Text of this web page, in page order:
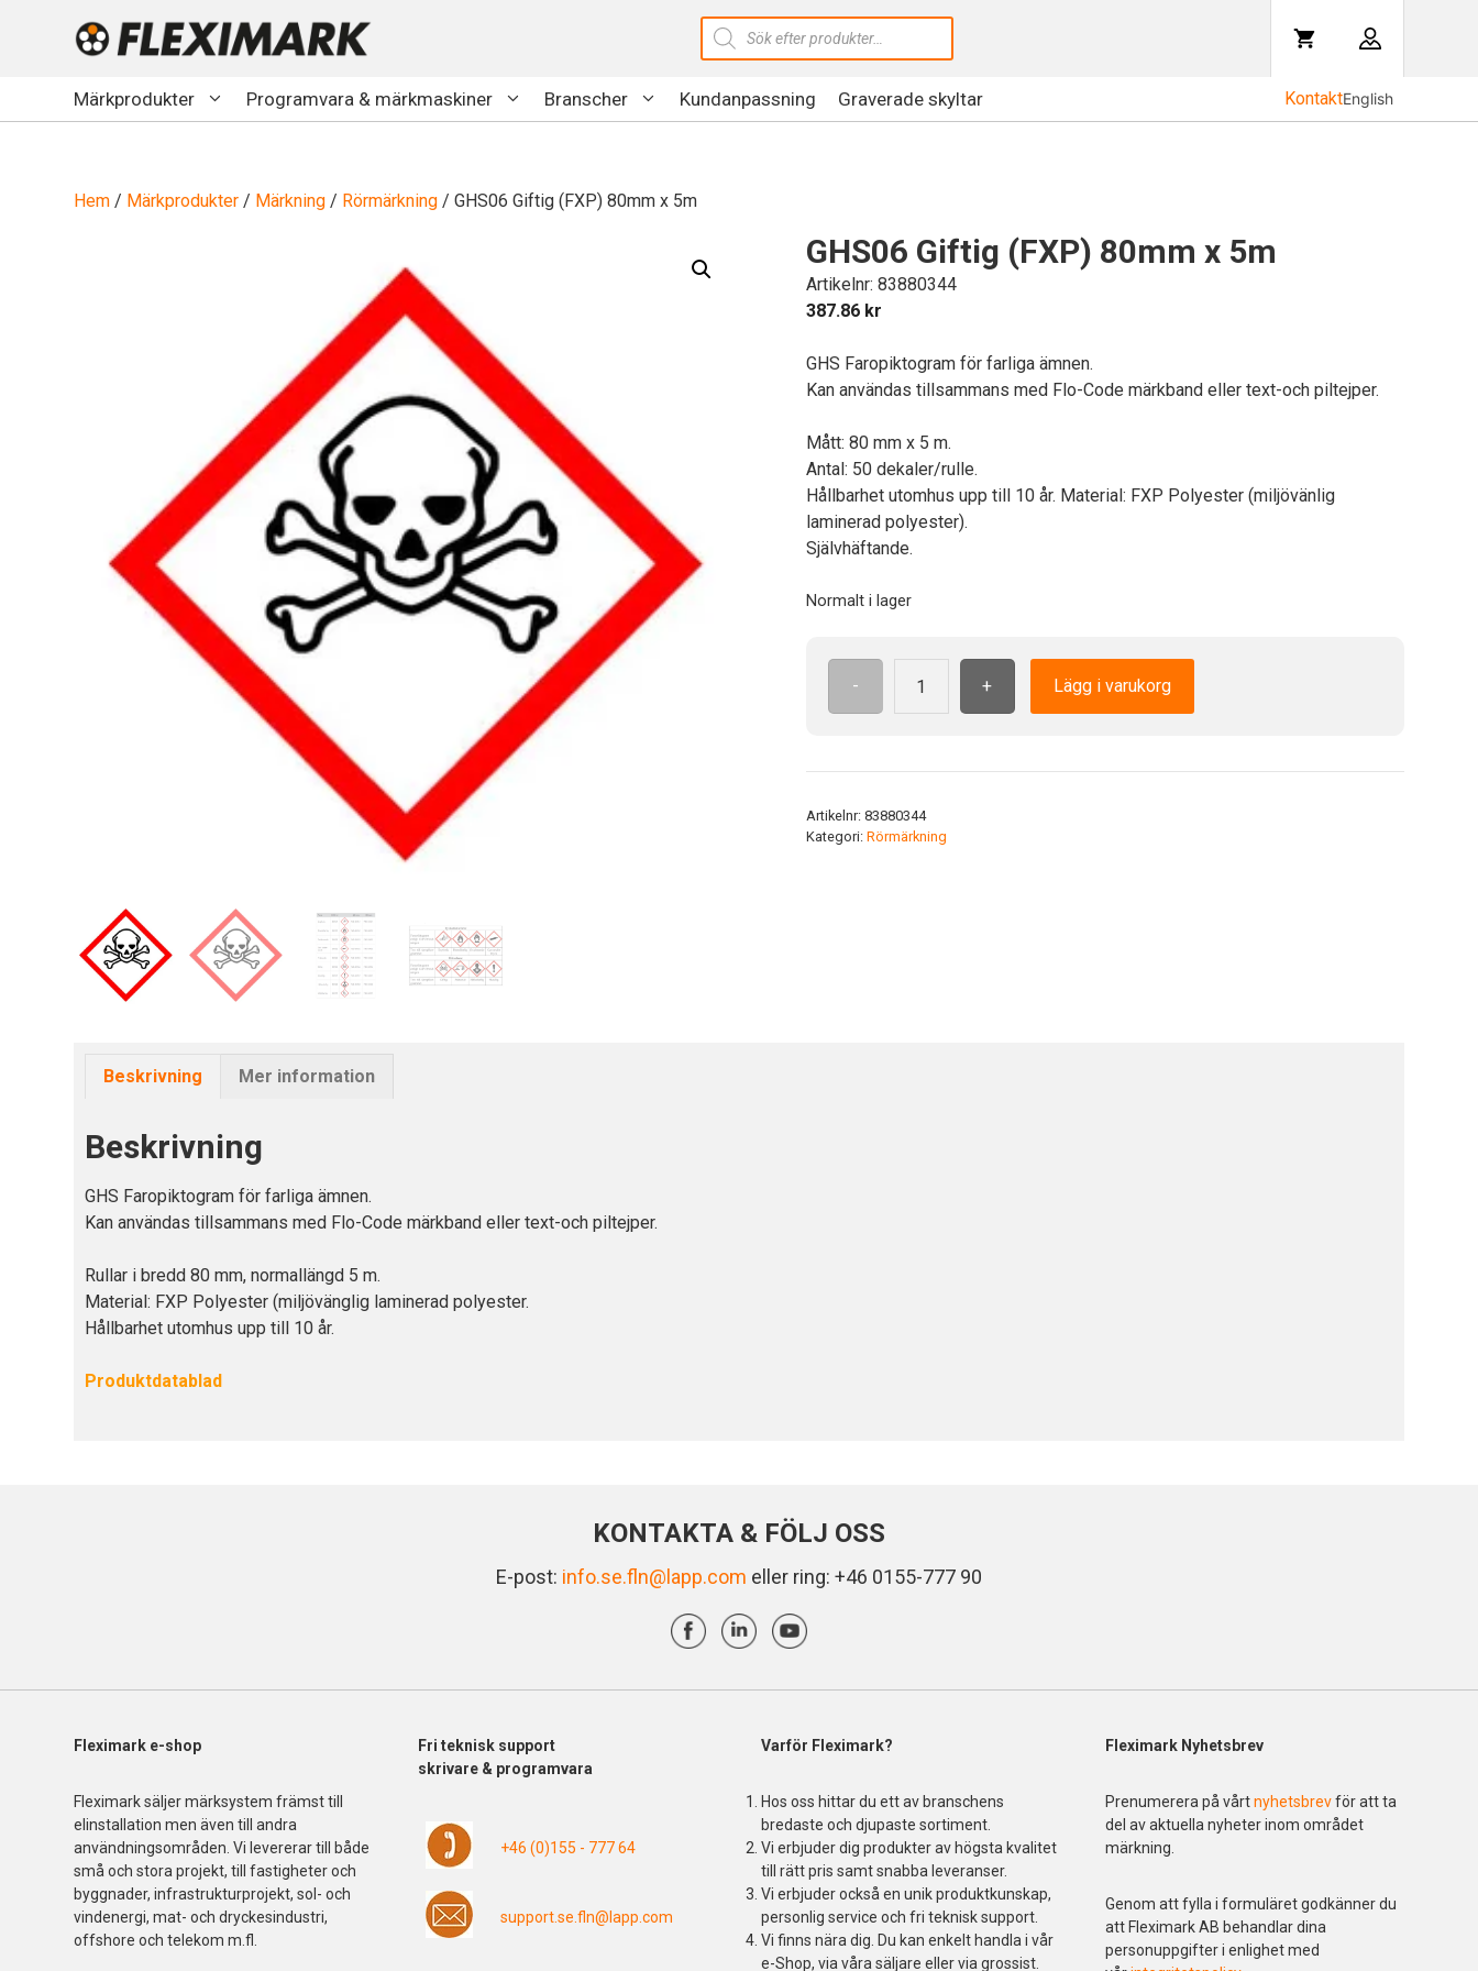
Produktsökning
KontaktEnglish
Märkprodukter Programvara & märkmaskiner Branscher Kundanpassning Graverade skyltar
Hem / Märkprodukter / Märkning / Rörmärkning / GHS06 Giftig (FXP) 80mm x 5m
GHS06 Giftig (FXP) 80mm x 5m
Artikelnr: 83880344
387.86 kr
GHS Faropiktogram för farliga ämnen.
Kan användas tillsammans med Flo-Code märkband eller text-och piltejper.
Mått: 80 mm x 5 m.
Antal: 50 dekaler/rulle.
Hållbarhet utomhus upp till 10 år. Material: FXP Polyester (miljövänlig
laminerad polyester).
Självhäftande.
Normalt i lager
-
80mm
5m
+ Lägg i varukorg
Artikelnr: 83880344
Kategori: Rörmärkning
Beskrivning Mer information
Beskrivning
GHS Faropiktogram för farliga ämnen.
Kan användas tillsammans med Flo-Code märkband eller text-och piltejper.
Rullar i bredd 80 mm, normallängd 5 m.
Material: FXP Polyester (miljövänglig laminerad polyester.
Hållbarhet utomhus upp till 10 år.
Produktdatablad
KONTAKTA & FÖLJ OSS
E-post: info.se.fln@lapp.com eller ring: +46 0155-777 90
Fleximark e-shop
Fleximark säljer märksystem främst till
elinstallation men även till andra
användningsområden. Vi levererar till både
små och stora projekt, till fastigheter och
byggnader, infrastrukturprojekt, sol- och
vindenergi, mat- och dryckesindustri,
offshore och telekom m.fl.
Fri teknisk support
skrivare & programvara
+46 (0)155 - 777 64
support.se.fln@lapp.com
Varför Fleximark?
Hos oss hittar du ett av branschens
bredaste och djupaste sortiment.
Vi erbjuder dig produkter av högsta kvalitet
till rätt pris samt snabba leveranser.
Vi erbjuder också en unik produktkunskap,
personlig service och fri teknisk support.
Vi finns nära dig. Du kan enkelt handla i vår
e-Shop, via våra säljare eller via grossist.
Fleximark Nyhetsbrev
Prenumerera på vårtnyhetsbrevför att ta
del av aktuella nyheter inom området
märkning.
Genom att fylla i formuläret godkänner du
att Fleximark AB behandlar dina
personuppgifter i enlighet med